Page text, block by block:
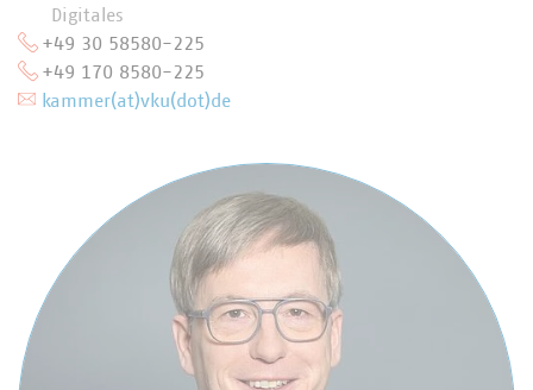
Digitales
+49 30 58580-225
+49 170 8580-225
kammer(at)vku(dot)de